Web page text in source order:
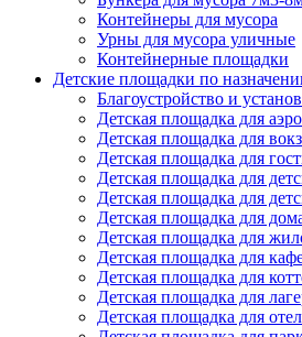
Контейнеры для мусора
Урны для мусора уличные
Контейнерные площадки
Детские площадки по
Благоустройство и
Детская площадка для
Детская площадка для
Детская площадка для
Детская площадка для
Детская площадка для
Детская площадка для
Детская площадка для
Детская площадка для
Детская площадка для
Детская площадка для
Детская площадка для